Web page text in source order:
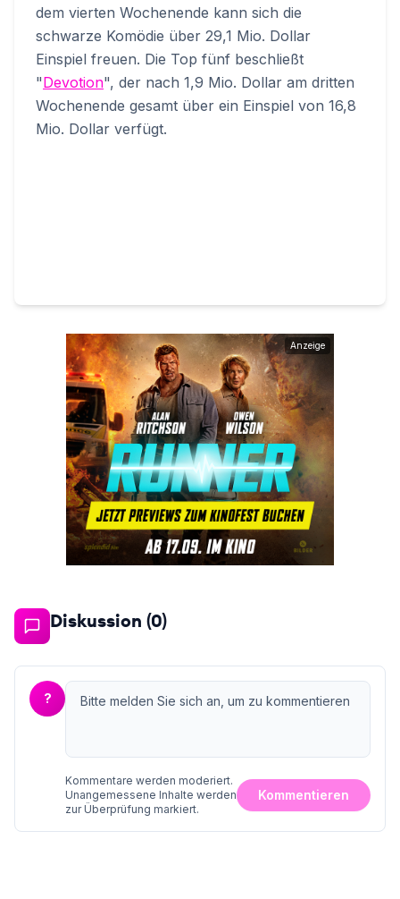
dem vierten Wochenende kann sich die
schwarze Komödie über 29,1 Mio. Dollar
Einspiel freuen. Die Top fünf beschließt
"Devotion", der nach 1,9 Mio. Dollar am dritten
Wochenende gesamt über ein Einspiel von 16,8
Mio. Dollar verfügt.
Anzeige
Diskussion (0)
?
Kommentare werden moderiert.
Unangemessene Inhalte werden
zur Überprüfung markiert.
Kommentieren